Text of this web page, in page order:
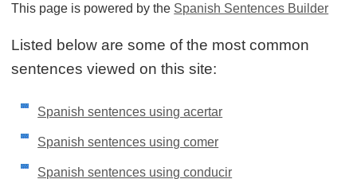
This page is powered by the Spanish Sentences Builder
Listed below are some of the most common
sentences viewed on this site:
Spanish sentences using acertar
Spanish sentences using comer
Spanish sentences using conducir